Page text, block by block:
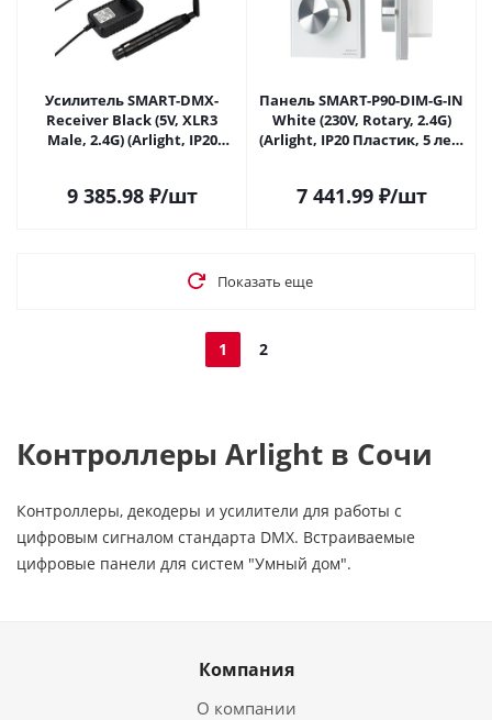
Усилитель SMART-DMX-
Receiver Black (5V, XLR3
Male, 2.4G) (Arlight, IP20
9 385.98₽/шт
Панель SMART-P90-DIM-G-IN
White (230V, Rotary, 2.4G)
(Arlight, IP20 Пластик, 5 лет)
7 441.99₽/шт
Показать еще
1 2
Контроллеры Arlight в Сочи
Контроллеры, декодеры и усилители для работы с
цифровым сигналом стандарта DMX. Встраиваемые
цифровые панели для систем "Умный дом".
Компания
О компании